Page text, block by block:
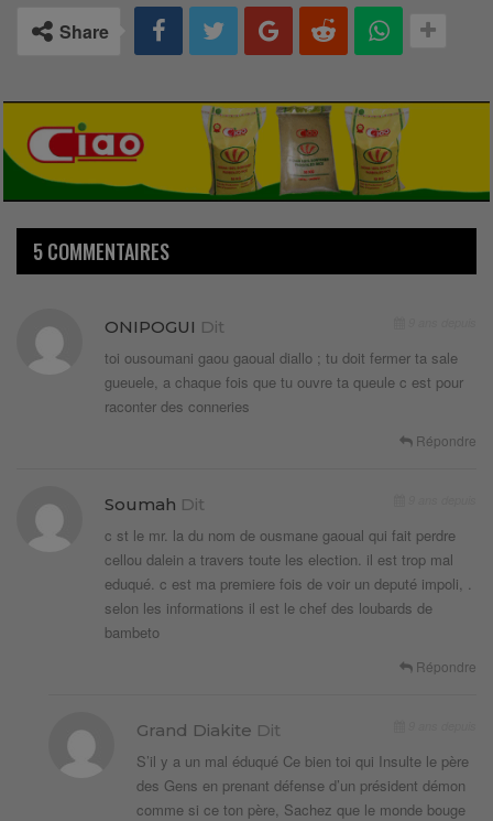
Share
5 COMMENTAIRES
ONIPOGUI Dit
toi ousoumani gaou gaoual diallo ; tu doit fermer ta sale
gueuele, a chaque fois que tu ouvre ta queule c est pour
raconter des conneries
Répondre
Soumah Dit
c st le mr. la du nom de ousmane gaoual qui fait perdre
cellou dalein a travers toute les election. il est trop mal
eduqué. c est ma premiere fois de voir un deputé impoli, .
selon les informations il est le chef des loubards de
bambeto
Répondre
Grand Diakite Dit
S’il y a un mal éduqué Ce bien toi qui Insulte le père
des Gens en prenant défense d’un président démon
comme si ce ton père, Sachez que le monde bouge